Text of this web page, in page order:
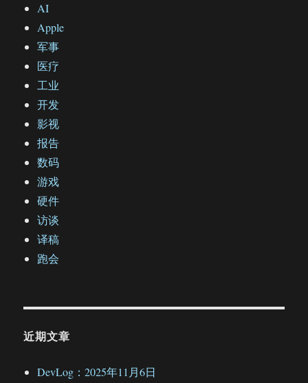
AI
Apple
军事
医疗
工业
开发
影视
报告
数码
游戏
硬件
访谈
译稿
跑会
近期文章
DevLog：2025年11月6日